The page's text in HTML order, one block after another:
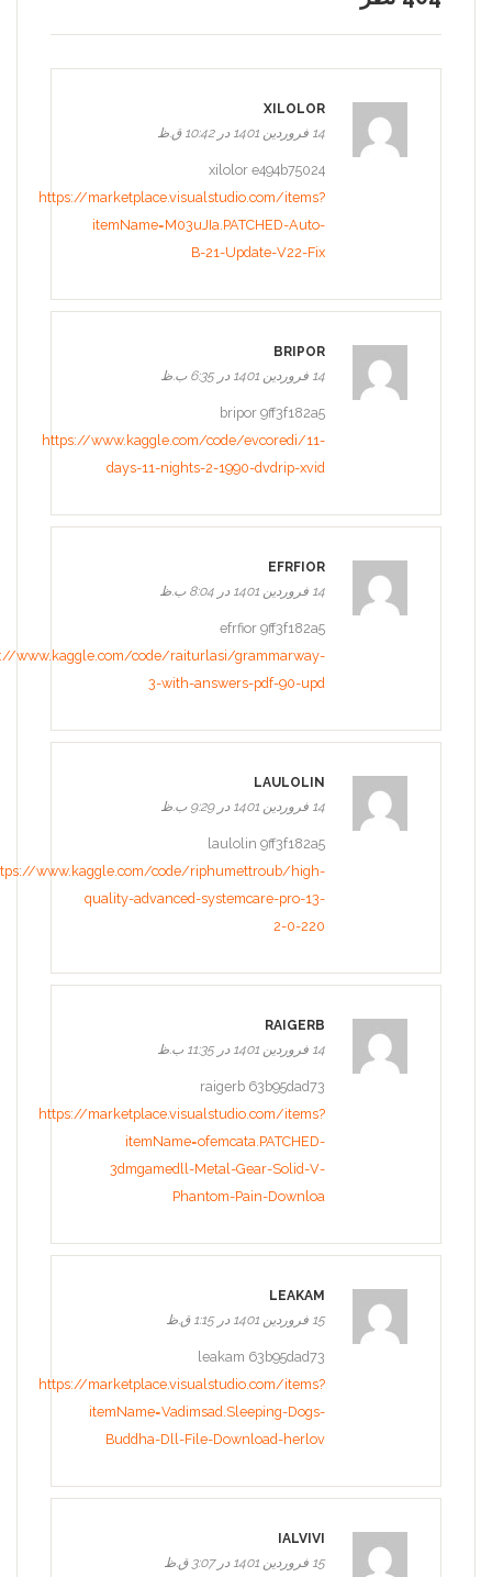
XILOLOR
14 فروردین 1401 در 10:42 ق.ظ
xilolor e494b75024
https://marketplace.visualstudio.com/items?
itemName=M03uJIa.PATCHED-Auto-
B-21-Update-V22-Fix
BRIPOR
14 فروردین 1401 در 6:35 ب.ظ
bripor 9ff3f182a5
https://www.kaggle.com/code/evcoredi/11-
days-11-nights-2-1990-dvdrip-xvid
EFRFIOR
14 فروردین 1401 در 8:04 ب.ظ
efrfior 9ff3f182a5
www.kaggle.com/code/raiturlasi/grammarway-
3-with-answers-pdf-90-upd
LAULOLIN
14 فروردین 1401 در 9:29 ب.ظ
laulolin 9ff3f182a5
www.kaggle.com/code/riphumettroub/high-
quality-advanced-systemcare-pro-13-
2-0-220
RAIGERB
14 فروردین 1401 در 11:35 ب.ظ
raigerb 63b95dad73
https://marketplace.visualstudio.com/items?
itemName=ofemcata.PATCHED-
3dmgamedll-Metal-Gear-Solid-V-
Phantom-Pain-Downloa
LEAKAM
15 فروردین 1401 در 1:15 ق.ظ
leakam 63b95dad73
https://marketplace.visualstudio.com/items?
itemName=Vadimsad.Sleeping-Dogs-
Buddha-Dll-File-Download-herlov
IALVIVI
15 فروردین 1401 در 3:07 ق.ظ